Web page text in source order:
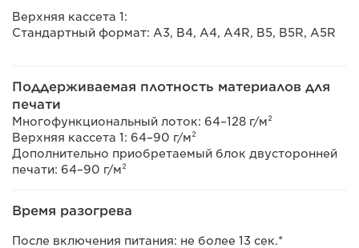
Верхняя кассета 1:
Стандартный формат: A3, B4, A4, A4R, B5, B5R, A5R
Поддерживаемая плотность материалов для
печати
Многофункциональный лоток: 64–128 г/м²
Верхняя кассета 1: 64–90 г/м²
Дополнительно приобретаемый блок двусторонней
печати: 64–90 г/м²
Время разогрева
После включения питания: не более 13 сек.*